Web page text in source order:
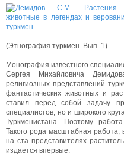
(Этнография туркмен. Вып. 1).
Монография известного
Сергея Михайловича
религиозных представлений
фантастических животных и
ставил перед собой задачу
специалистов, но и широкого
Туркменистана. Поэтому
Такого рода масштабная работа,
на ста представителях
издается впервые.